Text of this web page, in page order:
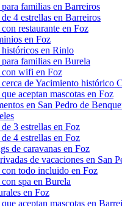
familias en Barreiros
4 estrellas en Barreiros
restaurante en Foz
en Foz
en Rinlo
familias en Burela
con wifi en Foz
de Yacimiento histórico
aceptan mascotas en Foz
en San Pedro de
3 estrellas en Foz
4 estrellas en Foz
de caravanas en Foz
de vacaciones en San
con todo incluido en Foz
spa en Burela
en Foz
aceptan mascotas en